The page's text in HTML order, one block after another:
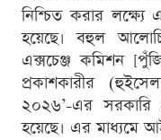
নিশ্চিত করার লক্ষ্যে
হয়েছে। বহুল
এক্সচেঞ্জ কমিশন
প্রকাশকারীর
২০২৬’-এর সরকারি
হয়েছে। এর মাধ্যমে